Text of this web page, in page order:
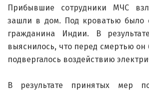
Прибывшие сотрудники МЧС
зашли в дом. Под кроватью было
гражданина Индии. В
выяснилось, что перед смертью он
подвергалось воздействию
В результате принятых мер